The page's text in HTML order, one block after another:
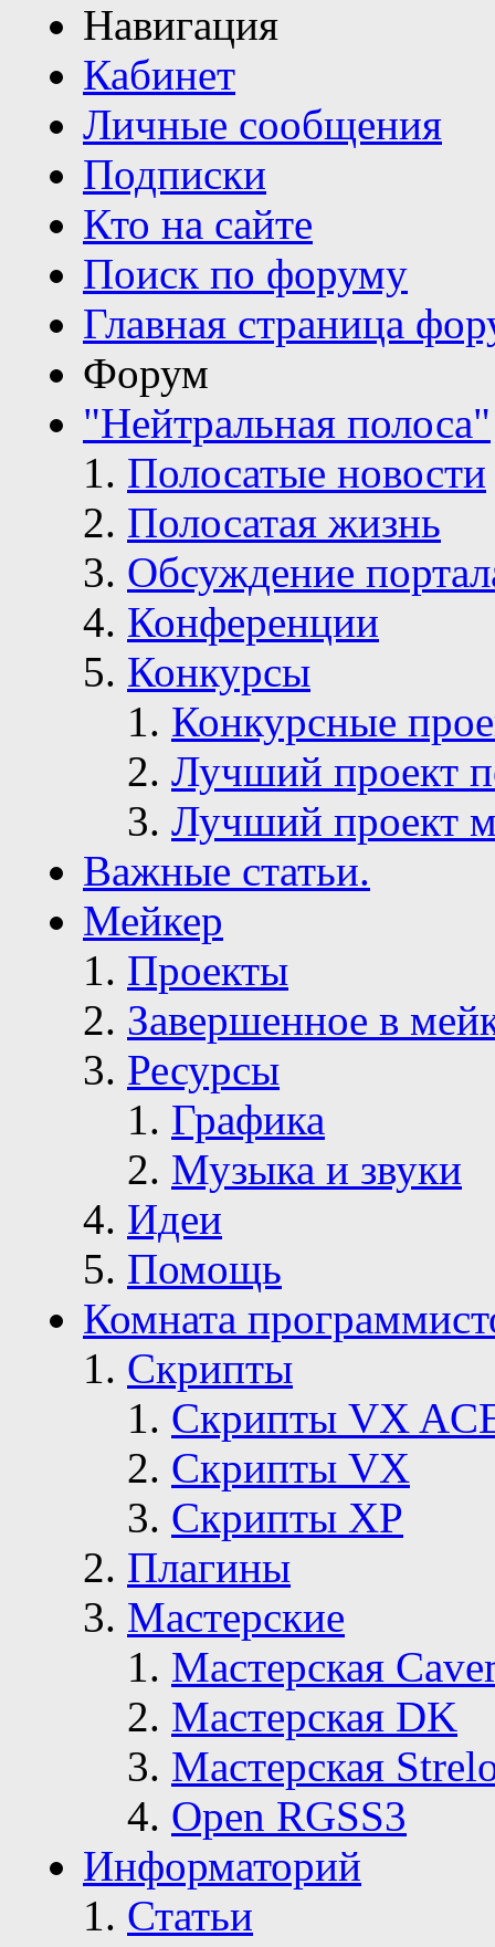
Навигация
Кабинет
Личные сообщения
Подписки
Кто на сайте
Поиск по форуму
Главная страница
Форум
"Нейтральная полоса"
Полосатые новости
Полосатая жизнь
Обсуждение
Конференции
Конкурсы
Конкурсные
Лучший проект
Лучший проект
Важные статьи.
Мейкер
Проекты
Завершенное в
Ресурсы
Графика
Музыка и звуки
Идеи
Помощь
Комната
Скрипты
Скрипты VX
Скрипты VX
Скрипты ХР
Плагины
Мастерские
Мастерская
Мастерская DK
Мастерская
Open RGSS3
Информаторий
Статьи